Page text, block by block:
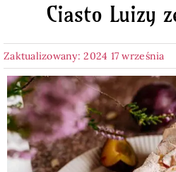
Ciasto Luizy
Zaktualizowany: 2024 17 września